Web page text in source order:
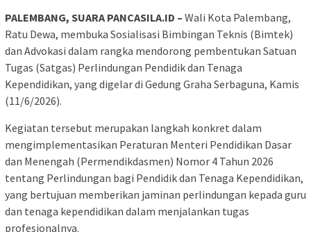
PALEMBANG, SUARA PANCASILA.ID – Wali Kota Palembang,
Ratu Dewa, membuka Sosialisasi Bimbingan Teknis (Bimtek)
dan Advokasi dalam rangka mendorong pembentukan Satuan
Tugas (Satgas) Perlindungan Pendidik dan Tenaga
Kependidikan, yang digelar di Gedung Graha Serbaguna, Kamis
(11/6/2026).
Kegiatan tersebut merupakan langkah konkret dalam
mengimplementasikan Peraturan Menteri Pendidikan Dasar
dan Menengah (Permendikdasmen) Nomor 4 Tahun 2026
tentang Perlindungan bagi Pendidik dan Tenaga Kependidikan,
yang bertujuan memberikan jaminan perlindungan kepada guru
dan tenaga kependidikan dalam menjalankan tugas
profesionalnya.